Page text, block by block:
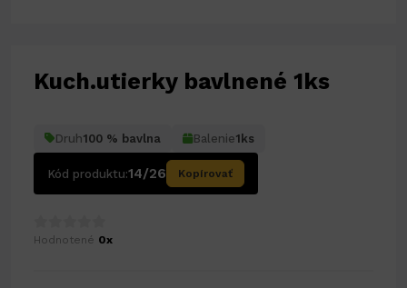
Kuch.utierky bavlnené 1ks
Druh100 % bavlna Balenie1ks
Kód produktu:14/26 Kopírovať
Hodnotené 0x